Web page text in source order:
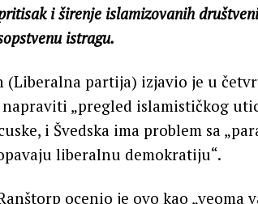
i širenje islamizovanih
istragu.
partija) izjavio je u
„pregled islamističkog
i Švedska ima problem sa
liberalnu demokratiju“.
ocenio je ovo kao „veoma